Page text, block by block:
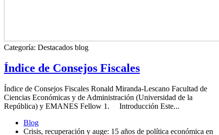
Categoría: Destacados blog
Índice de Consejos Fiscales
Índice de Consejos Fiscales Ronald Miranda-Lescano Facultad de
Ciencias Económicas y de Administración (Universidad de la
República) y EMANES Fellow 1. Introducción Este...
Blog
Crisis, recuperación y auge: 15 años de política económica en